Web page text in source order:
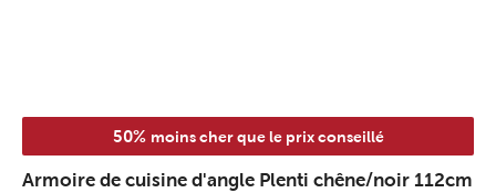
50% moins cher que le prix conseillé
Armoire de cuisine d'angle Plenti chêne/noir 112cm